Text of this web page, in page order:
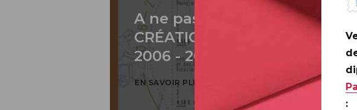
A ne pas rater: 20 ANS DE LA
CRÉATION DE PHILAPOSTE
2006 - 2026 / BLOC
EN SAVOIR PLUS
: